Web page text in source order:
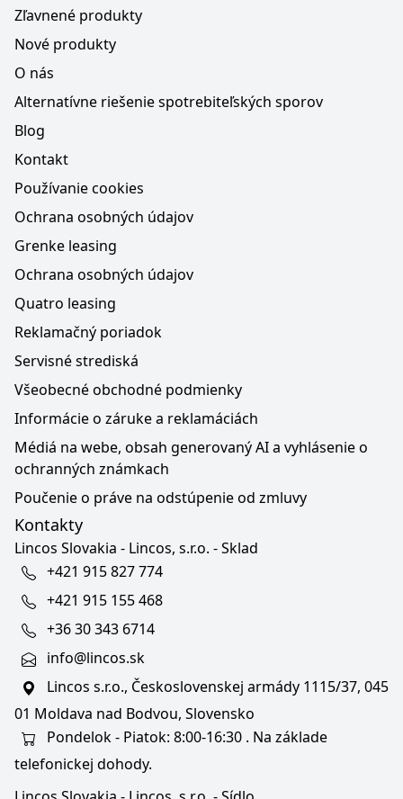
Zľavnené produkty
Nové produkty
O nás
Alternatívne riešenie spotrebiteľských sporov
Blog
Kontakt
Používanie cookies
Ochrana osobných údajov
Grenke leasing
Ochrana osobných údajov
Quatro leasing
Reklamačný poriadok
Servisné strediská
Všeobecné obchodné podmienky
Informácie o záruke a reklamáciách
Médiá na webe, obsah generovaný AI a vyhlásenie o
ochranných známkach
Poučenie o práve na odstúpenie od zmluvy
Kontakty
Lincos Slovakia - Lincos, s.r.o. - Sklad
+421 915 827 774
+421 915 155 468
+36 30 343 6714
info@lincos.sk
Lincos s.r.o., Československej armády 1115/37, 045
01 Moldava nad Bodvou, Slovensko
Pondelok - Piatok: 8:00-16:30 . Na základe
telefonickej dohody.